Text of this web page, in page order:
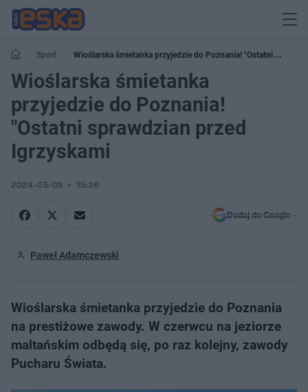
Sport
Wioślarska śmietanka przyjedzie do Poznania! "Ostatni
sprawdzian przed Igrzyskami
Wioślarska śmietanka
przyjedzie do Poznania!
"Ostatni sprawdzian przed
Igrzyskami
2024-05-09 15:26
Dodaj do Google
Paweł Adamczewski
Wioślarska śmietanka przyjedzie do Poznania
na prestiżowe zawody. W czerwcu na jeziorze
maltańskim odbędą się, po raz kolejny, zawody
Pucharu Świata.